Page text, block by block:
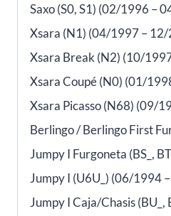
Saxo (S0, S1) (02/1996 –
Xsara (N1) (04/1997 –
Xsara Break (N2) (10/
Xsara Coupé (N0) (01/
Xsara Picasso (N68) (09/
Berlingo / Berlingo First
Jumpy I Furgoneta (BS_,
Jumpy I (U6U_) (06/1994
Jumpy I Caja/Chasis